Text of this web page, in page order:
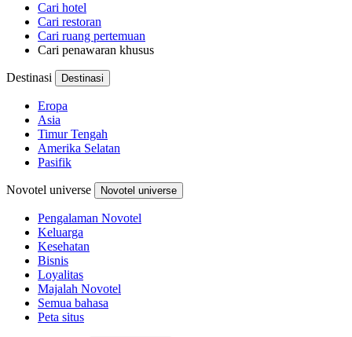
Cari hotel
Cari restoran
Cari ruang pertemuan
Cari penawaran khusus
Destinasi Destinasi
Eropa
Asia
Timur Tengah
Amerika Selatan
Pasifik
Novotel universe Novotel universe
Pengalaman Novotel
Keluarga
Kesehatan
Bisnis
Loyalitas
Majalah Novotel
Semua bahasa
Peta situs